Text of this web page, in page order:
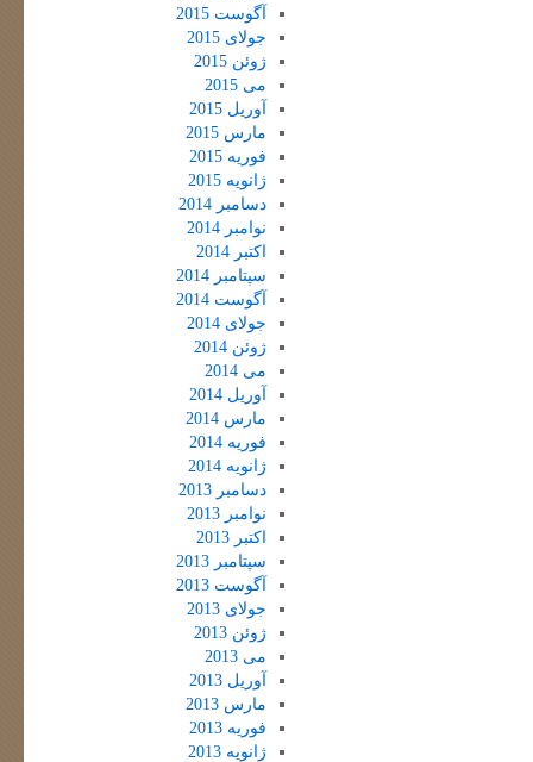
آگوست 2015
جولای 2015
ژوئن 2015
می 2015
آوریل 2015
مارس 2015
فوریه 2015
ژانویه 2015
دسامبر 2014
نوامبر 2014
اکتبر 2014
سپتامبر 2014
آگوست 2014
جولای 2014
ژوئن 2014
می 2014
آوریل 2014
مارس 2014
فوریه 2014
ژانویه 2014
دسامبر 2013
نوامبر 2013
اکتبر 2013
سپتامبر 2013
آگوست 2013
جولای 2013
ژوئن 2013
می 2013
آوریل 2013
مارس 2013
فوریه 2013
ژانویه 2013